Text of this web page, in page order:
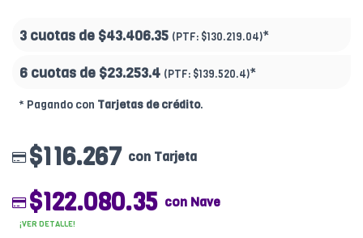
3 cuotas de $43.406.35 (PTF: $130.219.04)*
6 cuotas de $23.253.4 (PTF: $139.520.4)*
* Pagando con Tarjetas de crédito.
$116.267 con Tarjeta
$122.080.35 con Nave
¡VER DETALLE!